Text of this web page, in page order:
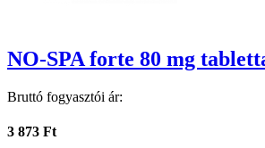
NO-SPA forte 80 mg
Bruttó fogyasztói ár:
3 873 Ft